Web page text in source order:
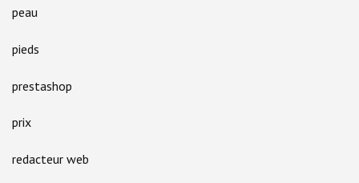
peau
pieds
prestashop
prix
redacteur web